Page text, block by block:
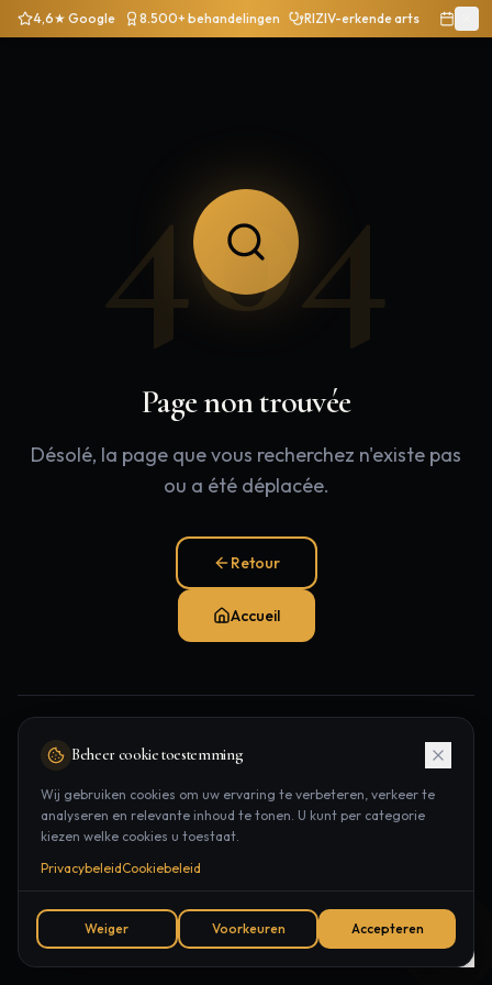
4,6★ Google 8.500+ behandelingen RIZIV-erkende arts
404
Page non trouvée
Désolé, la page que vous recherchez n'existe pas
ou a été déplacée.
Retour
Accueil
Traitements Épilation laser
Contact
Rendez-vous
Beheer cookie toestemming
Wij gebruiken cookies om uw ervaring te verbeteren, verkeer te
analyseren en relevante inhoud te tonen. U kunt per categorie
kiezen welke cookies u toestaat.
PrivacybeleidCookiebeleid
Weiger Voorkeuren Accepteren